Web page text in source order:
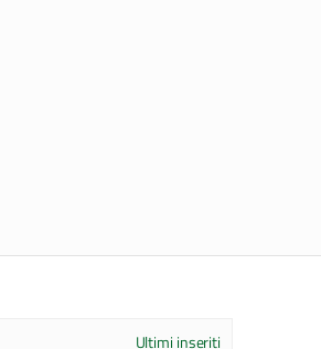
Ultimi inseriti